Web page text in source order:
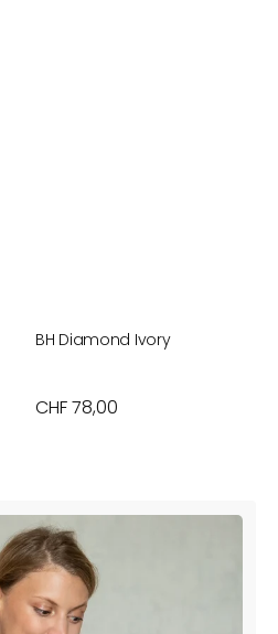
BH Diamond Ivory
Normaler
CHF 78,00